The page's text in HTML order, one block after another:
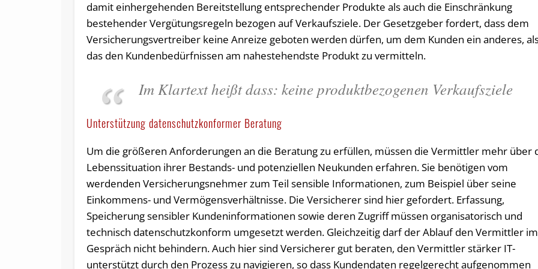
damit ein­her­gehen­den Bereitstellung entsprechender Produkte als auch die Einschränkung
bestehender Vergütungsregeln bezogen auf Verkaufsziele. Der Gesetzgeber fordert, dass dem
Versicherungsvertreiber keine Anreize geboten werden dürfen, um dem Kunden ein anderes,
das den Kundenbedürfnissen am nahestehendste Produkt zu vermitteln.
Im Klartext heißt dass: keine produktbezogenen Verkaufsziele
Unterstützung datenschutzkonformer Beratung
Um die größeren Anforderungen an die Beratung zu erfüllen, müssen die Vermittler mehr über
Lebenssituation ihrer Bestands- und potenziellen Neukunden erfahren. Sie benötigen vom
werdenden Versicherungsnehmer zum Teil sensible Informationen, zum Beispiel über seine
Einkommens- und Vermögensverhältnisse. Die Versicherer sind hier gefordert. Erfassung,
Speicherung sensibler Kundeninformationen sowie deren Zugriff müssen organisatorisch und
technisch datenschutzkonform umgesetzt werden. Gleichzeitig darf der Ablauf den Vermittler im
Gespräch nicht behindern. Auch hier sind Versicherer gut beraten, den Vermittler stärker IT-
unterstützt durch den Prozess zu navigieren, so dass Kundendaten regelgerecht aufgenommen